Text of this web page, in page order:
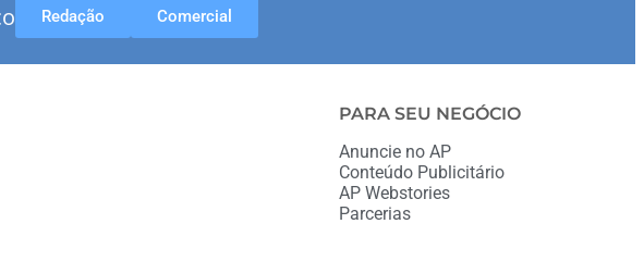
Redação Comercial
PARA SEU NEGÓCIO
Anuncie no AP
Conteúdo Publicitário
AP Webstories
Parcerias